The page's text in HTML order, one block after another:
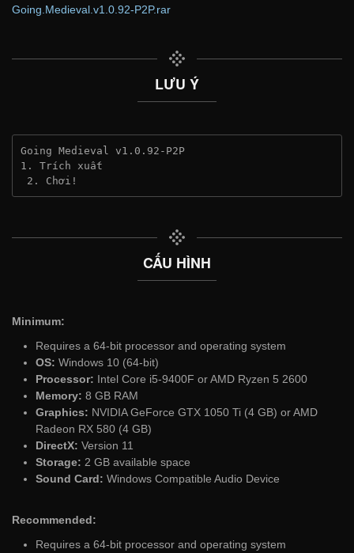
Going.Medieval.v1.0.92-P2P.rar
LƯU Ý
Going Medieval v1.0.92-P2P
1. Trích xuất
2. Chơi!
CẤU HÌNH
Minimum:
Requires a 64-bit processor and operating system
OS: Windows 10 (64-bit)
Processor: Intel Core i5-9400F or AMD Ryzen 5 2600
Memory: 8 GB RAM
Graphics: NVIDIA GeForce GTX 1050 Ti (4 GB) or AMD
Radeon RX 580 (4 GB)
DirectX: Version 11
Storage: 2 GB available space
Sound Card: Windows Compatible Audio Device
Recommended:
Requires a 64-bit processor and operating system